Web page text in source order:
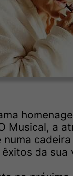
Musical, a
da sua